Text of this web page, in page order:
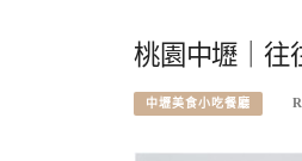
桃園中壢｜往
中壢美食小吃餐廳